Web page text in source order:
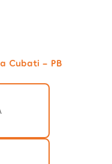
Cubati - PB